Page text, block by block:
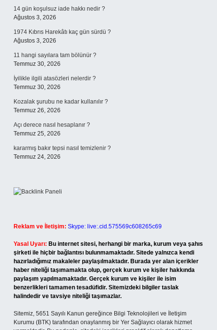
14 gün koşulsuz iade hakkı nedir ?
Ağustos 3, 2026
1974 Kıbrıs Harekâtı kaç gün sürdü ?
Ağustos 3, 2026
11 hangi sayılara tam bölünür ?
Temmuz 30, 2026
İyilikle ilgili atasözleri nelerdir ?
Temmuz 30, 2026
Kozalak şurubu ne kadar kullanılır ?
Temmuz 26, 2026
Açı derece nasıl hesaplanır ?
Temmuz 25, 2026
kararmış bakır tepsi nasıl temizlenir ?
Temmuz 24, 2026
Reklam ve İletişim: Skype: live:.cid.575569c608265c69
Yasal Uyarı: Bu internet sitesi, herhangi bir marka, kurum veya şahıs
şirketi ile hiçbir bağlantısı bulunmamaktadır. Sitede yalnızca kendi
hazırladığımız makaleler paylaşılmaktadır. Burada yer alan içerikler
haber niteliği taşımamakta olup, gerçek kurum ve kişiler hakkında
paylaşım yapılmamaktadır. Gerçek kurum ve kişiler ile isim
benzerlikleri tamamen tesadüfidir. Sitemizdeki bilgiler taslak
halindedir ve tavsiye niteliği taşımazlar.
Sitemiz, 5651 Sayılı Kanun gereğince Bilgi Teknolojileri ve İletişim
Kurumu (BTK) tarafından onaylanmış bir Yer Sağlayıcı olarak hizmet